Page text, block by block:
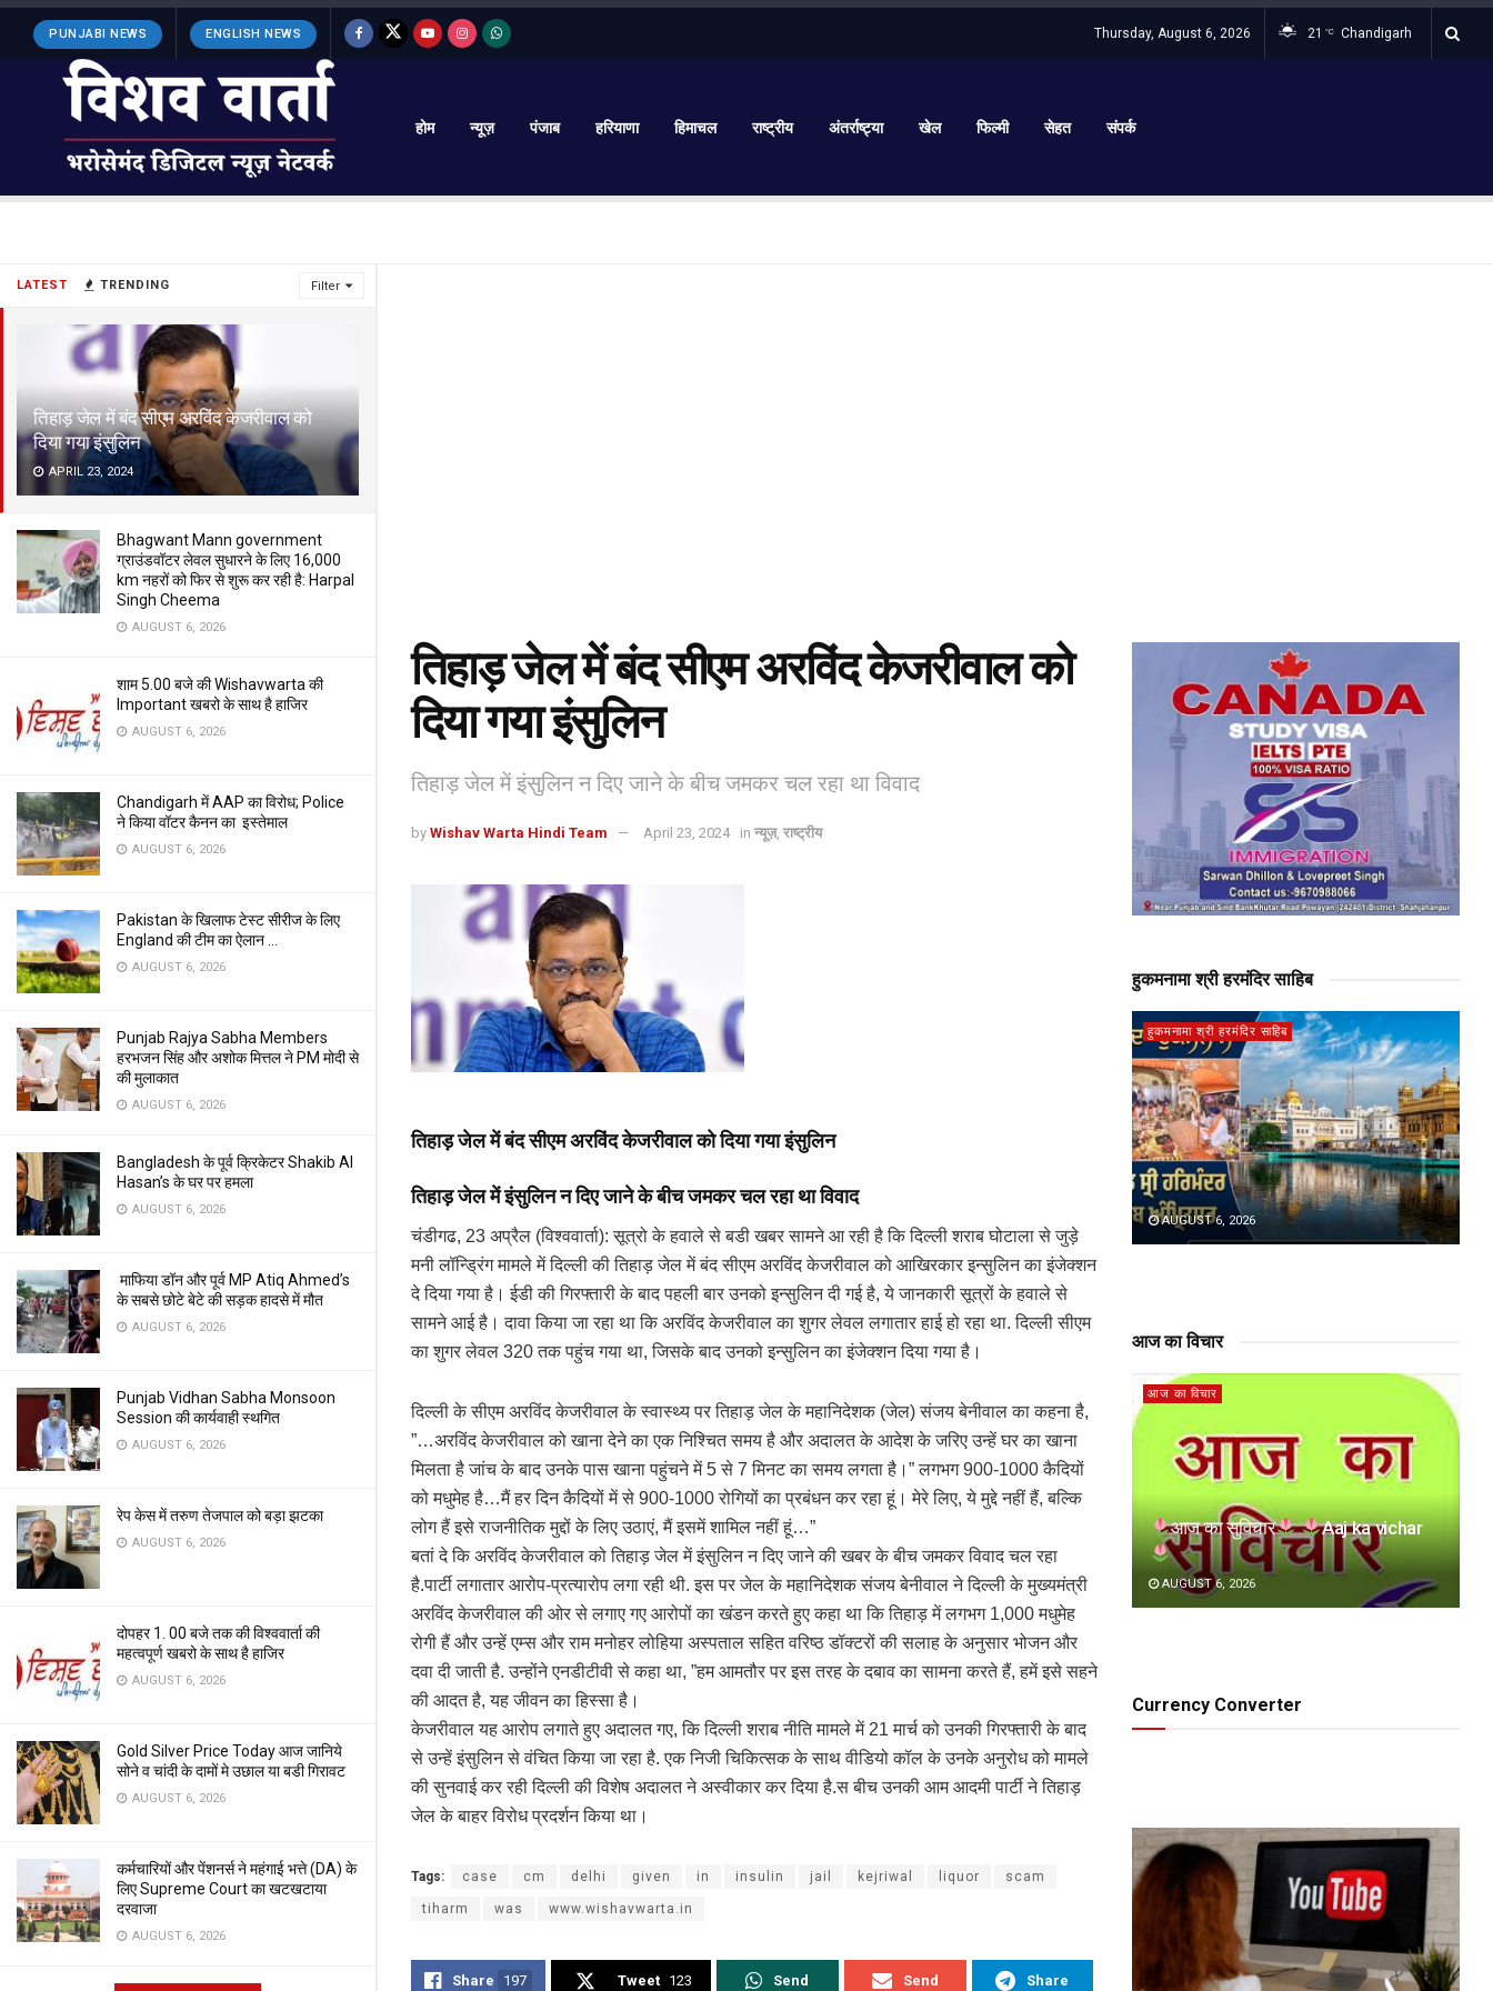
LATEST TRENDING Filter
तिहाड़ जेल में बंद सीएम अरविंद केजरीवाल को
दिया गया इंसुलिन
APRIL 23, 2024
Bhagwant Mann government
ग्राउंडवॉटर लेवल सुधारने के लिए 16,000
km नहरों को फिर से शुरू कर रही है: Harpal
Singh Cheema
AUGUST 6, 2026
शाम 5.00 बजे की Wishavwarta की
Important खबरो के साथ है हाजिर
AUGUST 6, 2026
Chandigarh में AAP का विरोध; Police
ने किया वॉटर कैनन का इस्तेमाल
AUGUST 6, 2026
Pakistan के खिलाफ टेस्ट सीरीज के लिए
England की टीम का ऐलान …
AUGUST 6, 2026
Punjab Rajya Sabha Members
हरभजन सिंह और अशोक मित्तल ने PM मोदी से
की मुलाकात
AUGUST 6, 2026
Bangladesh के पूर्व क्रिकेटर Shakib Al
Hasan’s के घर पर हमला
AUGUST 6, 2026
माफिया डॉन और पूर्व MP Atiq Ahmed’s
के सबसे छोटे बेटे की सड़क हादसे में मौत
AUGUST 6, 2026
Punjab Vidhan Sabha Monsoon
Session की कार्यवाही स्थगित
AUGUST 6, 2026
रेप केस में तरुण तेजपाल को बड़ा झटका
AUGUST 6, 2026
दोपहर 1. 00 बजे तक की विश्ववार्ता की
महत्वपूर्ण खबरो के साथ है हाजिर
AUGUST 6, 2026
Gold Silver Price Today आज जानिये
सोने व चांदी के दामों मे उछाल या बडी गिरावट
AUGUST 6, 2026
कर्मचारियों और पेंशनर्स ने महंगाई भत्ते (DA) के
लिए Supreme Court का खटखटाया
दरवाजा
AUGUST 6, 2026
PUNJABI NEWS ENGLISH NEWS Thursday, August 6, 2026 21 °C Chandigarh
होम न्यूज़ पंजाब हरियाणा हिमाचल राष्ट्रीय अंतर्राष्ट्या खेल फिल्मी सेहत संपर्क
तिहाड़ जेल में बंद सीएम अरविंद केजरीवाल को
दिया गया इंसुलिन
तिहाड़ जेल में इंसुलिन न दिए जाने के बीच जमकर चल रहा था विवाद
by Wishav Warta Hindi Team April 23, 2024 in न्यूज़, राष्ट्रीय
तिहाड़ जेल में बंद सीएम अरविंद केजरीवाल को दिया गया इंसुलिन
तिहाड़ जेल में इंसुलिन न दिए जाने के बीच जमकर चल रहा था विवाद
चंडीगढ, 23 अप्रैल (विश्ववार्ता): सूत्रो के हवाले से बडी खबर सामने आ रही है कि दिल्ली शराब घोटाला से जुड़े
मनी लॉन्ड्रिंग मामले में दिल्ली की तिहाड़ जेल में बंद सीएम अरविंद केजरीवाल को आखिरकार इन्सुलिन का इंजेक्शन
दे दिया गया है। ईडी की गिरफ्तारी के बाद पहली बार उनको इन्सुलिन दी गई है, ये जानकारी सूत्रों के हवाले से
सामने आई है। दावा किया जा रहा था कि अरविंद केजरीवाल का शुगर लेवल लगातार हाई हो रहा था. दिल्ली सीएम
का शुगर लेवल 320 तक पहुंच गया था, जिसके बाद उनको इन्सुलिन का इंजेक्शन दिया गया है।
दिल्ली के सीएम अरविंद केजरीवाल के स्वास्थ्य पर तिहाड़ जेल के महानिदेशक (जेल) संजय बेनीवाल का कहना है,
”…अरविंद केजरीवाल को खाना देने का एक निश्चित समय है और अदालत के आदेश के जरिए उन्हें घर का खाना
मिलता है जांच के बाद उनके पास खाना पहुंचने में 5 से 7 मिनट का समय लगता है।” लगभग 900-1000 कैदियों
को मधुमेह है…मैं हर दिन कैदियों में से 900-1000 रोगियों का प्रबंधन कर रहा हूं। मेरे लिए, ये मुद्दे नहीं हैं, बल्कि
लोग हैं इसे राजनीतिक मुद्दों के लिए उठाएं, मैं इसमें शामिल नहीं हूं…”
बतां दे कि अरविंद केजरीवाल को तिहाड़ जेल में इंसुलिन न दिए जाने की खबर के बीच जमकर विवाद चल रहा
है.पार्टी लगातार आरोप-प्रत्यारोप लगा रही थी. इस पर जेल के महानिदेशक संजय बेनीवाल ने दिल्ली के मुख्यमंत्री
अरविंद केजरीवाल की ओर से लगाए गए आरोपों का खंडन करते हुए कहा था कि तिहाड़ में लगभग 1,000 मधुमेह
रोगी हैं और उन्हें एम्स और राम मनोहर लोहिया अस्पताल सहित वरिष्ठ डॉक्टरों की सलाह के अनुसार भोजन और
दवा दी जाती है. उन्होंने एनडीटीवी से कहा था, ”हम आमतौर पर इस तरह के दबाव का सामना करते हैं, हमें इसे सहने
की आदत है, यह जीवन का हिस्सा है।
केजरीवाल यह आरोप लगाते हुए अदालत गए, कि दिल्ली शराब नीति मामले में 21 मार्च को उनकी गिरफ्तारी के बाद
से उन्हें इंसुलिन से वंचित किया जा रहा है. एक निजी चिकित्सक के साथ वीडियो कॉल के उनके अनुरोध को मामले
की सुनवाई कर रही दिल्ली की विशेष अदालत ने अस्वीकार कर दिया है.स बीच उनकी आम आदमी पार्टी ने तिहाड़
जेल के बाहर विरोध प्रदर्शन किया था।
Tags: case cm delhi given in insulin jail kejriwal liquor scam
tiharm was www.wishavwarta.in
Share 197 Tweet 123 Send Send Share
हुकमनामा श्री हरमंदिर साहिब
हुकमनामा श्री हरमंदिर साहिब
AUGUST 6, 2026
आज का विचार
आज का विचार
आज का सुविचार Aaj ka vichar
AUGUST 6, 2026
Currency Converter